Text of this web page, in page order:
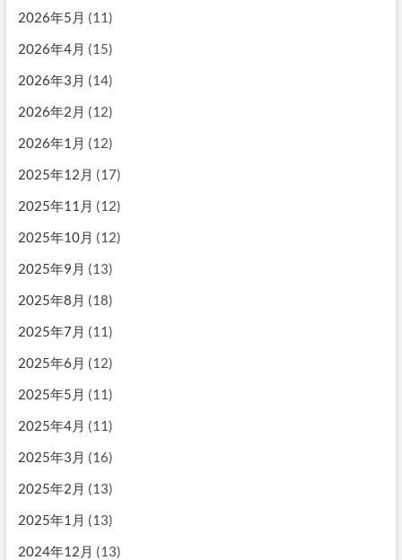
2026年5月 (11)
2026年4月 (15)
2026年3月 (14)
2026年2月 (12)
2026年1月 (12)
2025年12月 (17)
2025年11月 (12)
2025年10月 (12)
2025年9月 (13)
2025年8月 (18)
2025年7月 (11)
2025年6月 (12)
2025年5月 (11)
2025年4月 (11)
2025年3月 (16)
2025年2月 (13)
2025年1月 (13)
2024年12月 (13)